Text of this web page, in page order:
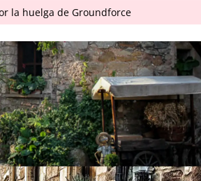
la huelga de Groundforce